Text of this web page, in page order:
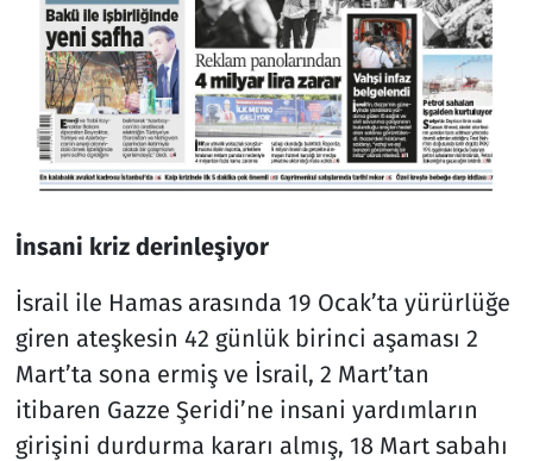
İnsani kriz derinleşiyor
İsrail ile Hamas arasında 19 Ocak’ta yürürlüğe
giren ateşkesin 42 günlük birinci aşaması 2
Mart’ta sona ermiş ve İsrail, 2 Mart’tan
itibaren Gazze Şeridi’ne insani yardımların
girişini durdurma kararı almış, 18 Mart sabahı